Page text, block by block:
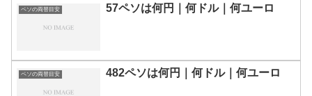
ペソの両替目安 57ペソは何円｜何ドル｜何ユーロ
ペソの両替目安 482ペソは何円｜何ドル｜何ユーロ